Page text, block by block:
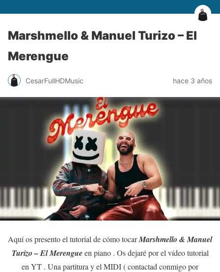
Marshmello & Manuel Turizo – El
Merengue
CesarFullHDMusic hace 3 años
Aquí os presento el tutorial de cómo tocarMarshmello & Manuel
Turizo – El Merengueen piano . Os dejaré por el vídeo tutorial
en YT . Una partitura y el MIDI ( contactad conmigo por